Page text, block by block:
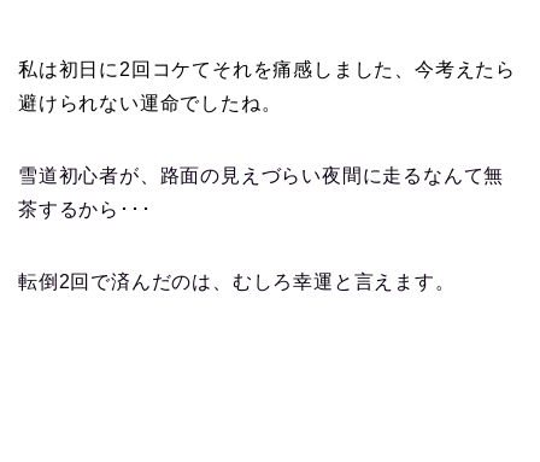
私は初日に2回コケてそれを痛感しました、今考えたら
避けられない運命でしたね。
雪道初心者が、路面の見えづらい夜間に走るなんて無
茶するから･･･
転倒2回で済んだのは、むしろ幸運と言えます。